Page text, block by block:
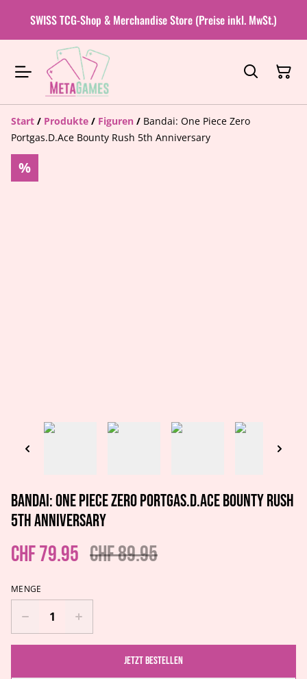
SWISS TCG-Shop & Merchandise Store (Preise inkl. MwSt.)
Start / Produkte / Figuren / Bandai: One Piece Zero
Portgas.D.Ace Bounty Rush 5th Anniversary
%
Bandai: One Piece Zero Portgas.D.Ace Bounty Rush
5th Anniversary
CHF 79.95 CHF 89.95
MENGE
Jetzt bestellen